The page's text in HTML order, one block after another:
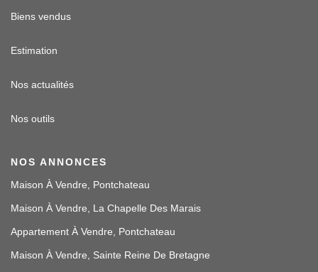
Biens vendus
Estimation
Nos actualités
Nos outils
NOS ANNONCES
Maison À Vendre, Pontchateau
Maison À Vendre, La Chapelle Des Marais
Appartement À Vendre, Pontchateau
Maison À Vendre, Sainte Reine De Bretagne